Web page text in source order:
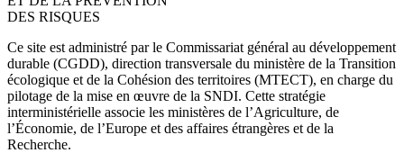
DES RISQUES
Ce site est administré par le Commissariat général au développement
durable (CGDD), direction transversale du ministère de la Transition
écologique et de la Cohésion des territoires (MTECT), en charge du
pilotage de la mise en œuvre de la SNDI. Cette stratégie
interministérielle associe les ministères de l’Agriculture, de
l’Économie, de l’Europe et des affaires étrangères et de la
Recherche.